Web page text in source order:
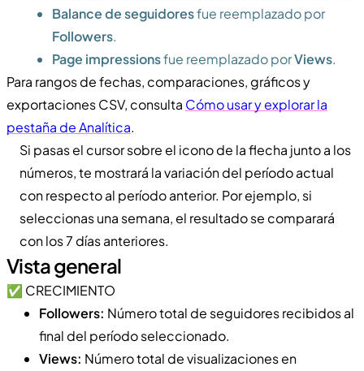
Balance de seguidoresfue reemplazado por
Followers.
Page impressionsfue reemplazado porViews.
Para rangos de fechas, comparaciones, gráficos y
exportaciones CSV, consulta Cómo usar y explorar la
pestaña de Analítica.
Si pasas el cursor sobre el icono de la flecha junto a los
números, te mostrará la variación del período actual
con respecto al período anterior. Por ejemplo, si
seleccionas una semana, el resultado se comparará
con los 7 días anteriores.
Vista general
✅ CRECIMIENTO
Followers: Número total de seguidores recibidos al
final del período seleccionado.
Views: Número total de visualizaciones en